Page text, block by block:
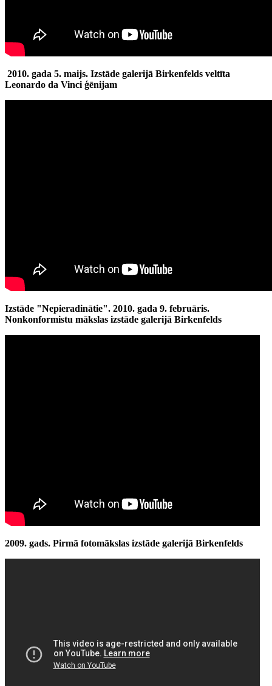
2010. gada 5. maijs. Izstāde galerijā Birkenfelds veltīta
Leonardo da Vinci ģēnijam
Izstāde "Nepieradinātie". 2010. gada 9. februāris.
Nonkonformistu mākslas izstāde galerijā Birkenfelds
2009. gads. Pirmā fotomākslas izstāde galerijā Birkenfelds